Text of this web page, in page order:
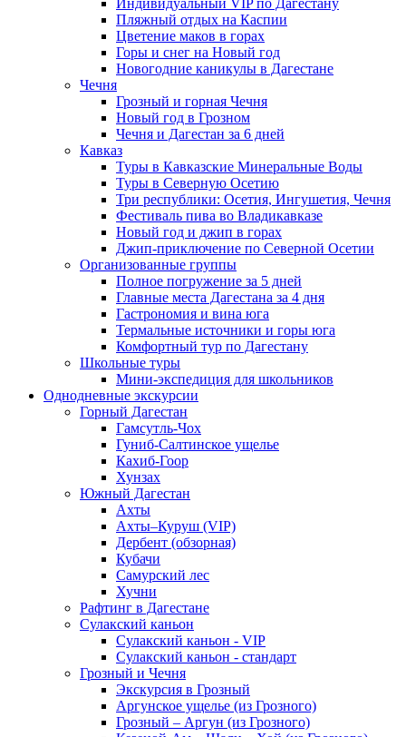
Индивидуальный VIP по Дагестану
Пляжный отдых на Каспии
Цветение маков в горах
Горы и снег на Новый год
Новогодние каникулы в Дагестане
Чечня
Грозный и горная Чечня
Новый год в Грозном
Чечня и Дагестан за 6 дней
Кавказ
Туры в Кавказские Минеральные Воды
Туры в Северную Осетию
Три республики: Осетия, Ингушетия, Чечня
Фестиваль пива во Владикавказе
Новый год и джип в горах
Джип-приключение по Северной Осетии
Организованные группы
Полное погружение за 5 дней
Главные места Дагестана за 4 дня
Гастрономия и вина юга
Термальные источники и горы юга
Комфортный тур по Дагестану
Школьные туры
Мини-экспедиция для школьников
Однодневные экскурсии
Горный Дагестан
Гамсутль-Чох
Гуниб-Салтинское ущелье
Кахиб-Гоор
Хунзах
Южный Дагестан
Ахты
Ахты–Куруш (VIP)
Дербент (обзорная)
Кубачи
Самурский лес
Хучни
Рафтинг в Дагестане
Сулакский каньон
Сулакский каньон - VIP
Сулакский каньон - стандарт
Грозный и Чечня
Экскурсия в Грозный
Аргунское ущелье (из Грозного)
Грозный – Аргун (из Грозного)